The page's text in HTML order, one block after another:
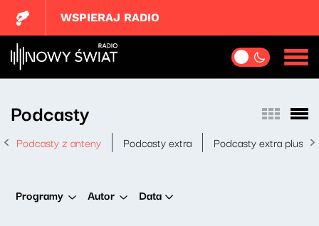
WSPIERAJ RADIO
Podcasty
Podcasty z anteny Podcasty extra Podcasty extra plus
Programy Autor Data